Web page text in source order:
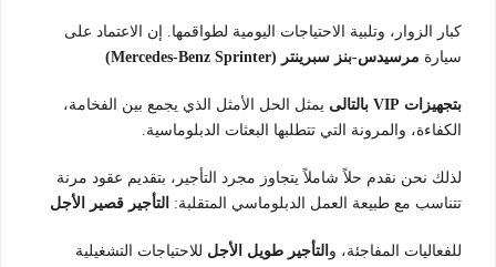
كبار الزوار، وتلبية الاحتياجات اليومية لطواقمها. إن الاعتماد على
سيارة مرسيدس-بنز سبرينتر (Mercedes-Benz Sprinter)
بتجهيزات VIP بالتالى
يمثل الحل الأمثل الذي يجمع بين الفخامة،
الكفاءة، والمرونة التي تتطلبها البعثات الدبلوماسية.
لذلك نحن نقدم حلاً شاملاً يتجاوز مجرد التأجير، بتقديم عقود مرنة
تتناسب مع طبيعة العمل الدبلوماسي المتقلبة: التأجير قصير الأجل
للفعاليات المفاجئة، و التأجير طويل الأجل للاحتياجات التشغيلية